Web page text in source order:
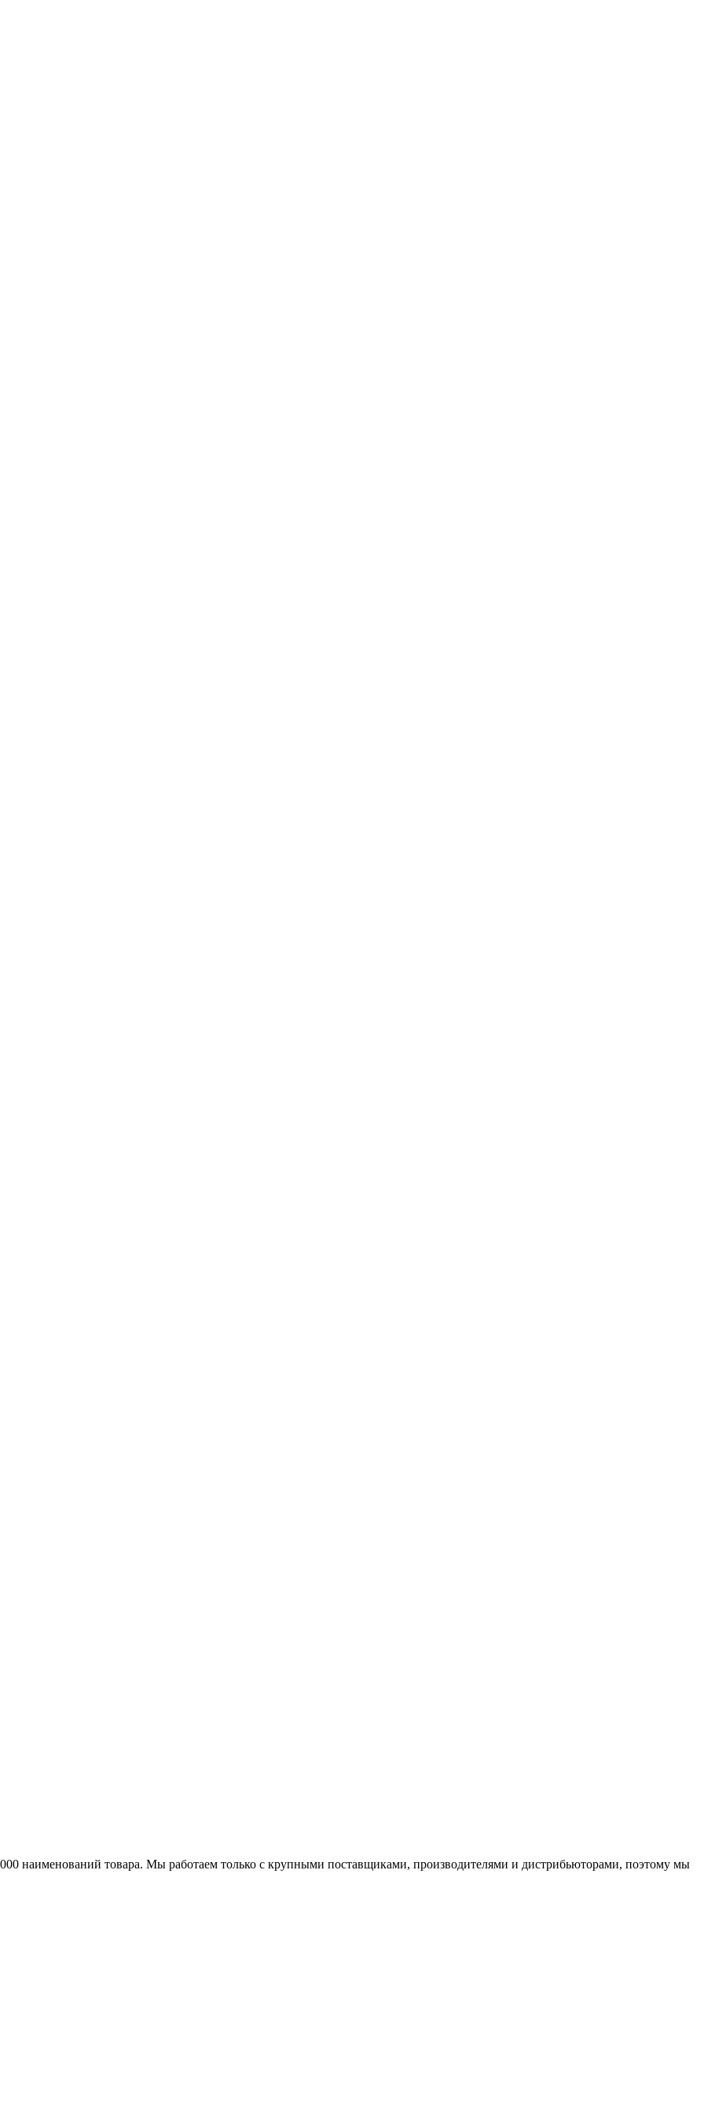
наименований товара. Мы работаем только с крупными поставщиками, производителями и дистрибьюторами, поэтому мы